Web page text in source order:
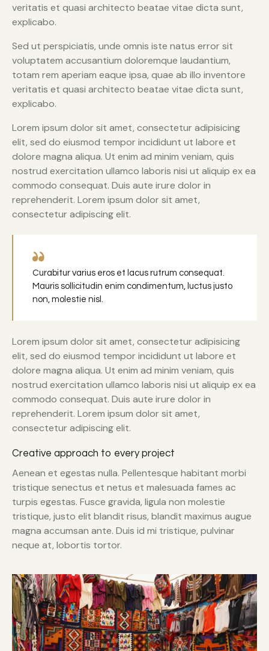
veritatis et quasi architecto beatae vitae dicta sunt,
explicabo.
Sed ut perspiciatis, unde omnis iste natus error sit
voluptatem accusantium doloremque laudantium,
totam rem aperiam eaque ipsa, quae ab illo inventore
veritatis et quasi architecto beatae vitae dicta sunt,
explicabo.
Lorem ipsum dolor sit amet, consectetur adipisicing
elit, sed do eiusmod tempor incididunt ut labore et
dolore magna aliqua. Ut enim ad minim veniam, quis
nostrud exercitation ullamco laboris nisi ut aliquip ex ea
commodo consequat. Duis aute irure dolor in
reprehenderit. Lorem ipsum dolor sit amet,
consectetur adipiscing elit.
Curabitur varius eros et lacus rutrum consequat.
Mauris sollicitudin enim condimentum, luctus justo
non, molestie nisl.
Lorem ipsum dolor sit amet, consectetur adipisicing
elit, sed do eiusmod tempor incididunt ut labore et
dolore magna aliqua. Ut enim ad minim veniam, quis
nostrud exercitation ullamco laboris nisi ut aliquip ex ea
commodo consequat. Duis aute irure dolor in
reprehenderit. Lorem ipsum dolor sit amet,
consectetur adipiscing elit.
Creative approach to every project
Aenean et egestas nulla. Pellentesque habitant morbi
tristique senectus et netus et malesuada fames ac
turpis egestas. Fusce gravida, ligula non molestie
tristique, justo elit blandit risus, blandit maximus augue
magna accumsan ante. Duis id mi tristique, pulvinar
neque at, lobortis tortor.